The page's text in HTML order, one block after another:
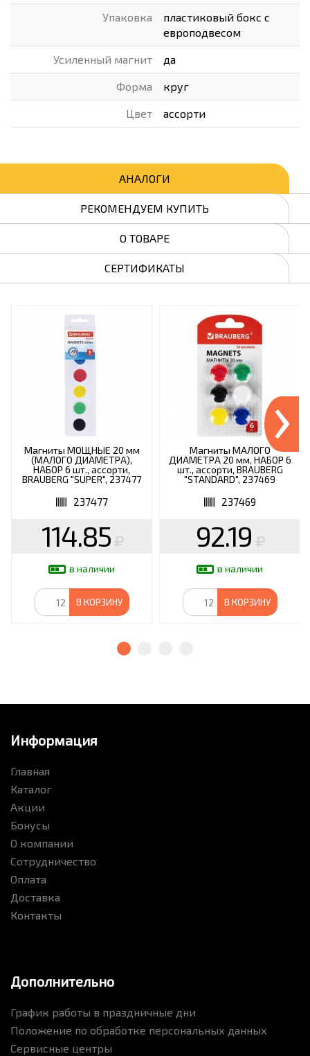
Упаковка
пластиковый бокс с
европодвесом
Усиленный магнит да
Форма круг
Цвет ассорти
АНАЛОГИ
РЕКОМЕНДУЕМ КУПИТЬ
О ТОВАРЕ
СЕРТИФИКАТЫ
Магниты МОЩНЫЕ 20 мм
(МАЛОГО ДИАМЕТРА),
НАБОР 6 шт., ассорти,
BRAUBERG "SUPER", 237477
237477
114.85
в наличии
В КОРЗИНУ
Магниты МАЛОГО
ДИАМЕТРА 20 мм, НАБОР 6
шт., ассорти, BRAUBERG
"STANDARD", 237469
237469
92.19
в наличии
В КОРЗИНУ
›
Информация
Главная
Каталог
Акции
Бонусы
О компании
Сотрудничество
Оплата
Доставка
Контакты
Дополнительно
График работы в праздничные дни
Положение по обработке персональных данных
Сервисные центры